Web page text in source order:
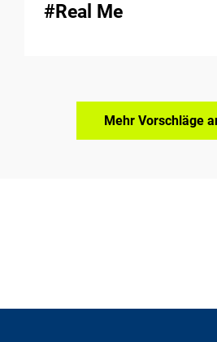
#Real Me
Mehr Vorschläge